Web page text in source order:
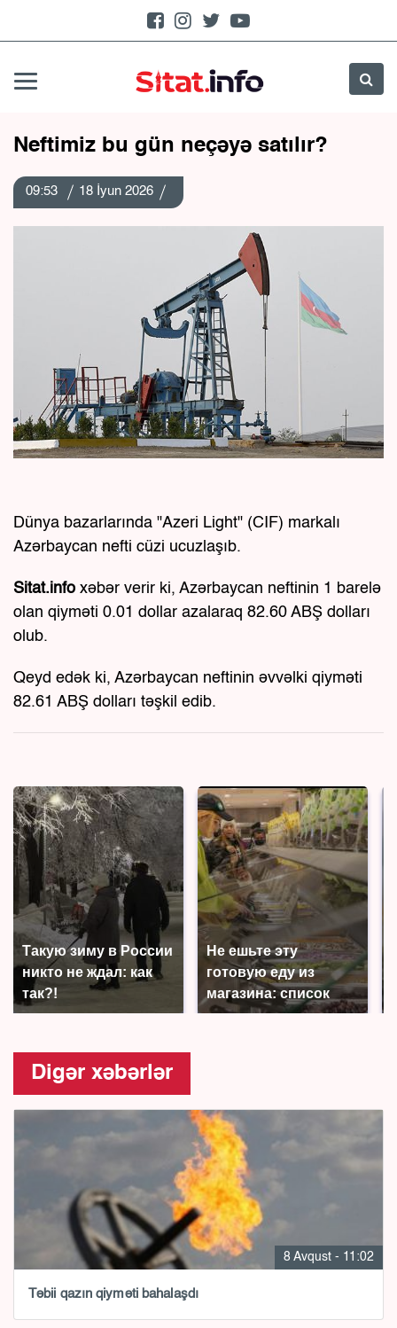
Neftimiz bu gün neçəyə satılır?
09:53 18 İyun 2026
Dünya bazarlarında "Azeri Light" (CIF) markalı
Azərbaycan nefti cüzi ucuzlaşıb.
Sitat.info xəbər verir ki, Azərbaycan neftinin 1 barelə
olan qiyməti 0.01 dollar azalaraq 82.60 ABŞ dolları
olub.
Qeyd edək ki, Azərbaycan neftinin əvvəlki qiyməti
82.61 ABŞ dolları təşkil edib.
Такую зиму в России
никто не ждал: как
так?!
Не ешьте эту
готовую еду из
магазина: список
Digər xəbərlər
8 Avqust - 11:02
Təbii qazın qiyməti bahalaşdı